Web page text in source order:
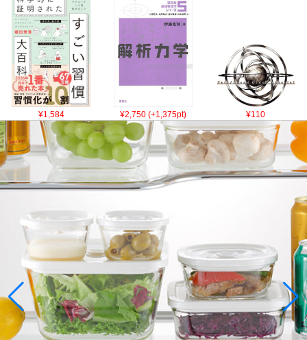
¥1,584 ¥2,750 (+1,375pt) ¥110